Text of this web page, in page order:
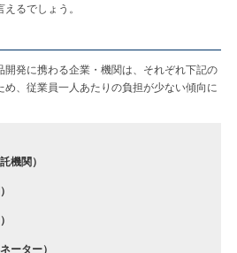
るでしょう。
開発に携わる企業・機関は、それぞれ下記の
め、従業員一人あたりの負担が少ない傾向に
機関）
ーター）